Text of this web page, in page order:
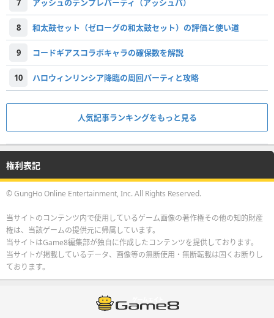
7 アッシュのテンプレパーティ（アッシュパ）
8 和太鼓セット（ゼローグの和太鼓セット）の評価と使い道
9 コードギアスコラボキャラの確保数を解説
10 ハロウィンリンシア降臨の周回パーティと攻略
人気記事ランキングをもっと見る
権利表記
© GungHo Online Entertainment, Inc. All Rights Reserved.
当サイトのコンテンツ内で使用しているゲーム画像の著作権その他の知的財産
権は、当該ゲームの提供元に帰属しています。
当サイトはGame8編集部が独自に作成したコンテンツを提供しております。
当サイトが掲載しているデータ、画像等の無断使用・無断転載は固くお断りし
ております。